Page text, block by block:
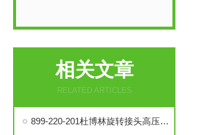
相关文章
RELATED ARTICLES
899-220-201杜博林旋转接头高压液压接头的安装、调试与维护技巧